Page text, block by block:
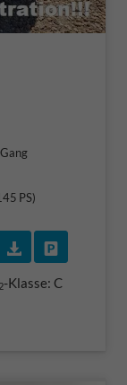
PS)
rufen Sie an
2-Klasse: C